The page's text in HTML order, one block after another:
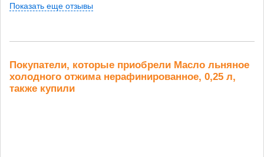
Показать еще отзывы
Покупатели, которые приобрели Масло льняное
холодного отжима нерафинированное, 0,25 л,
также купили